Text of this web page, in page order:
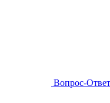
Вопрос-Ответ